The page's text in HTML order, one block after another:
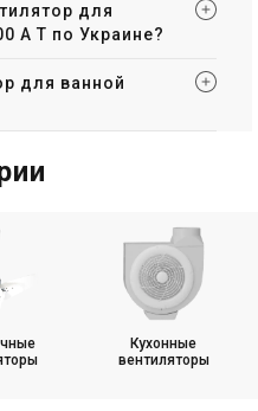
для
A T по Украине?
для ванной
Кухонные
вентиляторы